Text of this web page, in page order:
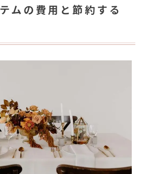
ムの費用と節約する